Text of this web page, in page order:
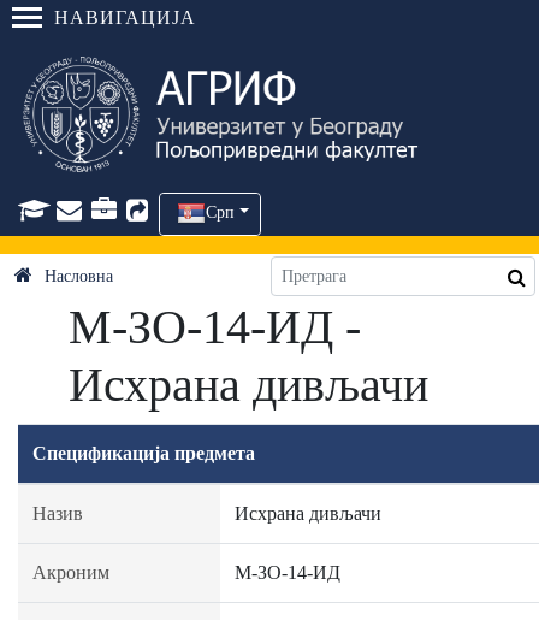
НАВИГАЦИЈА
Срп
Насловна
М-ЗО-14-ИД -
Исхрана дивљачи
Спецификација предмета
Назив Исхрана дивљачи
Акроним М-ЗО-14-ИД